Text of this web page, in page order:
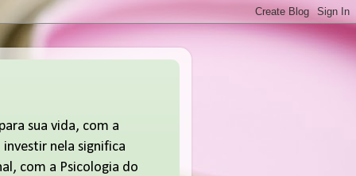
sua vida, com a
nela significa
com a Psicologia do